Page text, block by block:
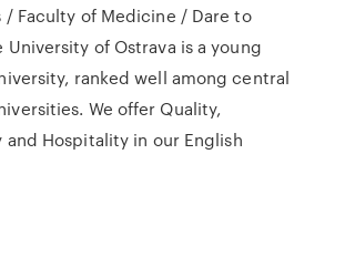
/ Faculty of Medicine / Dare to
University of Ostrava is a young
ranked well among central
We offer Quality,
Hospitality in our English